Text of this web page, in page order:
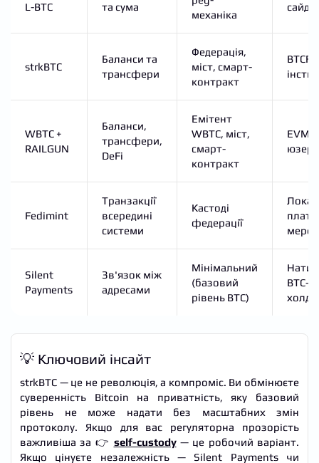
L-BTC
та сума
механіка
strkBTC
Баланси та
трансфери
Федерація,
міст, смарт-
контракт
BTCFi
WBTC +
RAILGUN
Баланси,
трансфери,
DeFi
Емітент
WBTC, міст,
смарт-
контракт
EVM
юзери
Fedimint
Транзакції
всередині
системи
Кастоді
федерації
Silent
Payments
Зв'язок між
адресами
Мінімальний
(базовий
рівень BTC)
BTC-
💡 Ключовий інсайт
strkBTC — це не революція, а компроміс. Ви обмінюєте
суверенність Bitcoin на приватність, яку базовий
рівень не може надати без масштабних змін
протоколу. Якщо для вас регуляторна прозорість
важливіша за 👉 self-custody— це робочий варіант.
Якщо цінуєте незалежність — Silent Payments чи